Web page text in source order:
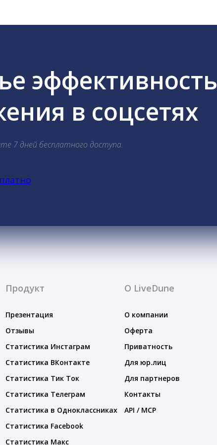
эффективность
в соцсетях
7 дней бесплатного доступа.
Продукт
Презентация
Отзывы
Статистика Инстаграм
Статистика ВКонтакте
Статистика Тик Ток
Статистика Телеграм
Статистика в Одноклассниках
Статистика Facebook
Статистика Макс
О LiveDune
О компании
Оферта
Приватность
Для юр.лиц
Для партнеров
Контакты
API / MCP